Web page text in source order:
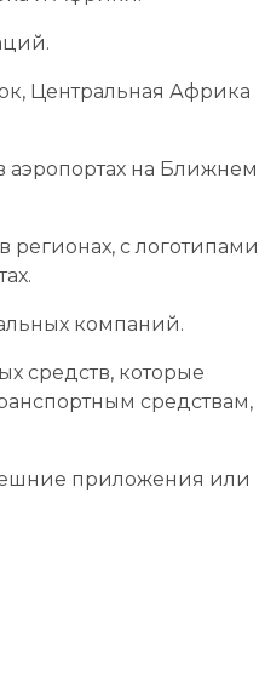
Центральная Африка
на Ближнем
с логотипами
компаний.
средств, которые
средствам,
приложения или